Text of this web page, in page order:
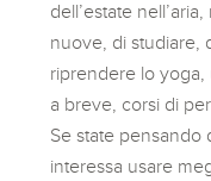
dell’estate
nuove, di studiare,
riprendere lo
a breve, corsi di
Se state pensando
interessa usare